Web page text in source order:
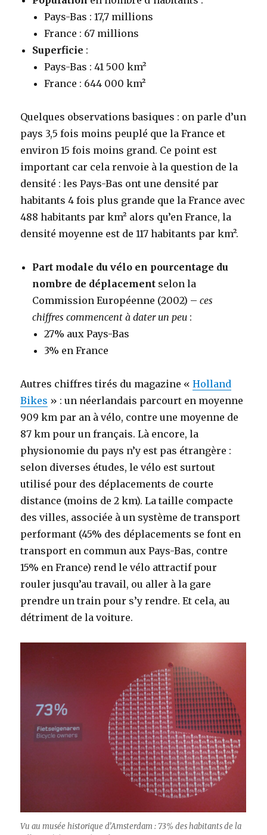
Pays-Bas : 17,7 millions
France : 67 millions
Superficie :
Pays-Bas : 41 500 km²
France : 644 000 km²
Quelques observations basiques : on parle d’un
pays 3,5 fois moins peuplé que la France et
environ 15 fois moins grand. Ce point est
important car cela renvoie à la question de la
densité : les Pays-Bas ont une densité par
habitants 4 fois plus grande que la France avec
488 habitants par km² alors qu’en France, la
densité moyenne est de 117 habitants par km².
Part modale du vélo en pourcentage du
nombre de déplacement selon la
Commission Européenne (2002) –ces
chiffres commencent à dater un peu :
27% aux Pays-Bas
3% en France
Autres chiffres tirés du magazine «Holland
Bikes » : un néerlandais parcourt en moyenne
909 km par an à vélo, contre une moyenne de
87 km pour un français. Là encore, la
physionomie du pays n’y est pas étrangère :
selon diverses études, le vélo est surtout
utilisé pour des déplacements de courte
distance (moins de 2 km). La taille compacte
des villes, associée à un système de transport
performant (45% des déplacements se font en
transport en commun aux Pays-Bas, contre
15% en France) rend le vélo attractif pour
rouler jusqu’au travail, ou aller à la gare
prendre un train pour s’y rendre. Et cela, au
détriment de la voiture.
Vu au musée historique d’Amsterdam : 73% des habitants de la